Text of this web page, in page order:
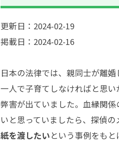
更新日：2024-02-19
掲載日：2024-02-16
日本の法律では、親同士が離
一人で子育てしなければと思
弊害が出ていました。血縁関
いと思っていましたら、探偵
紙を渡したいという事例をもと